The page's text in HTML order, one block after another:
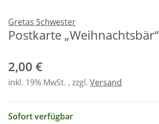
Gretas Schwester
Postkarte „Weihnachtsbär“
2,00 €
inkl. 19% MwSt. , zzgl. Versand
Sofort verfügbar